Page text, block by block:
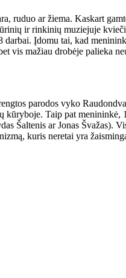
ruduo ar žiema. Kaskart
ir rinkinių muziejuje
Įdomu tai, kad
vis mažiau drobėje palieka
parodos vyko
Taip pat menininkė,
Šaltenis ar Jonas Švažas).
kuris neretai yra